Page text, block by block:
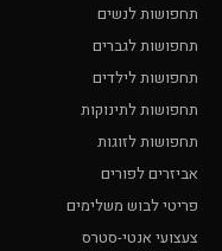
תחפושות לנשים
תחפושות לגברים
תחפושות לילדים
תחפושות לתינוקות
תחפושות לזוגות
אביזרים לפורים
פריטי לבוש משלימים
צעצועי אנטי-סטרס